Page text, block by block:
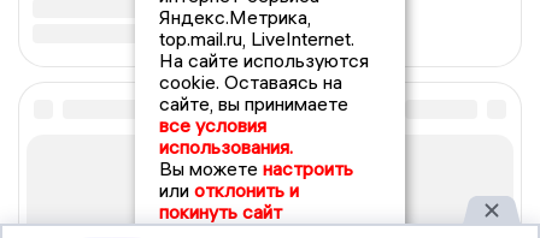
Яндекс.Метрика,
top.mail.ru, LiveInternet.
На сайте используются
cookie. Оставаясь на
сайте, вы принимаете
все условия
использования.
Вы можете настроить
или отклонить и
покинуть сайт